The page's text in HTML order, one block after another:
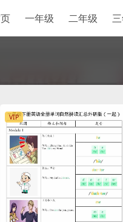
一年级 二年级
VIP